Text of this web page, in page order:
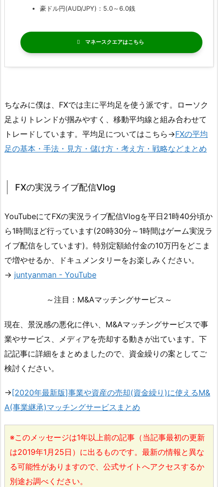
豪ドル円(AUD/JPY)：5.0～6.0銭
マネースクエア
ちなみに僕は、FXでは主に平均足を使う派です。ローソク
足よりトレンドが掴みやすく、移動平均線と組み合わせて
トレードしています。平均足についてはこちら→FXの平均
足の基本・手法・見方・儲け方・考え方・戦略などまとめ
FXの実況ライブ配信Vlog
YouTubeにてFXの実況ライブ配信Vlogを平日21時40分頃か
ら1時間ほど行っています(20時30分～1時間はゲーム実況ラ
イブ配信をしています)。特別定額給付金の10万円をどこま
で増やせるか、ドキュメンタリーをお楽しみください。
→ juntyanman - YouTube
～注目：M&Aマッチングサービス～
現在、景況感の悪化に伴い、M&Aマッチングサービスで事
業やサービス、メディアを売却する動きが出ています。下
記記事に詳細をまとめましたので、資金繰りの案としてご
検討ください。
→ [2020年最新版]事業や資産の売却(資金繰り)に使えるM&
A(事業継承)マッチングサービスまとめ
※このメッセージは1年以上前の記事（当記事最初の更新
は2019年1月25日）に出るものです。最新の情報と異な
る可能性がありますので、公式サイトへアクセスするか
別途お調べください。